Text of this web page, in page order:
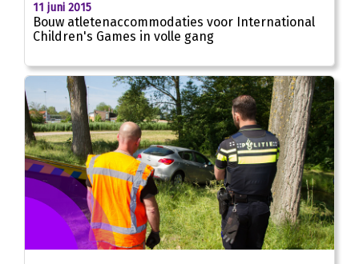
11 juni 2015
Bouw atletenaccommodaties voor International
Children's Games in volle gang